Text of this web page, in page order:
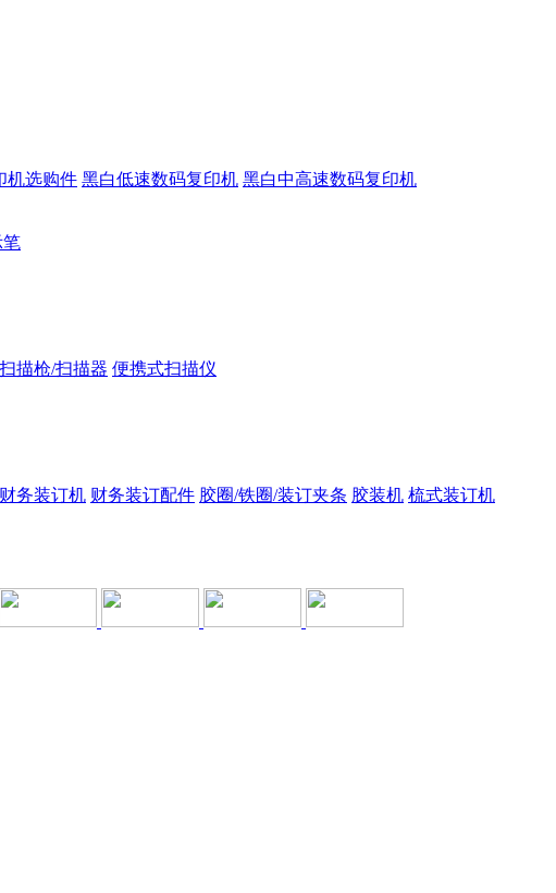
机选购件 黑白低速数码复印机 黑白中高速数码复印机
笔
扫描枪/扫描器 便携式扫描仪
财务装订机 财务装订配件 胶圈/铁圈/装订夹条 胶装机 梳式装订机